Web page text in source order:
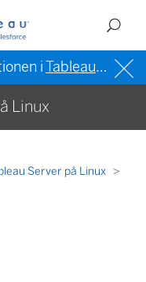
iTableau-hjälpen på engelska (USA)
Linux
Server på Linux